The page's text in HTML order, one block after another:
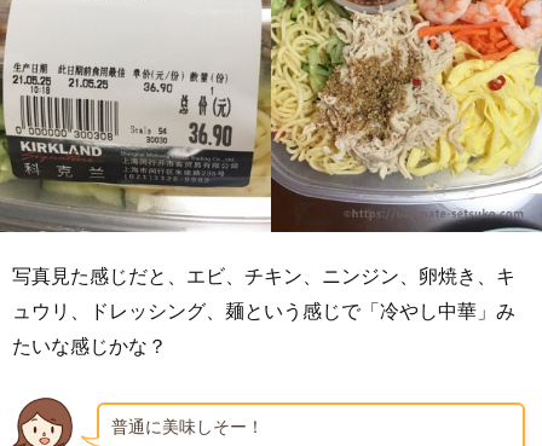
写真見た感じだと、エビ、チキン、ニンジン、卵焼き、キ
ュウリ、ドレッシング、麺という感じで「冷やし中華」み
たいな感じかな？
普通に美味しそー！